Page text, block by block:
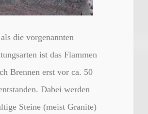
die vorgenannten
ist das Flammen
Brennen erst vor ca. 50
Dabei werden
Steine (meist Granite)